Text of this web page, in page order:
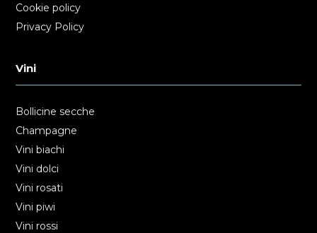
Cookie policy
Privacy Policy
Vini
Bollicine secche
Champagne
Vini biachi
Vini dolci
Vini rosati
Vini piwi
Vini rossi